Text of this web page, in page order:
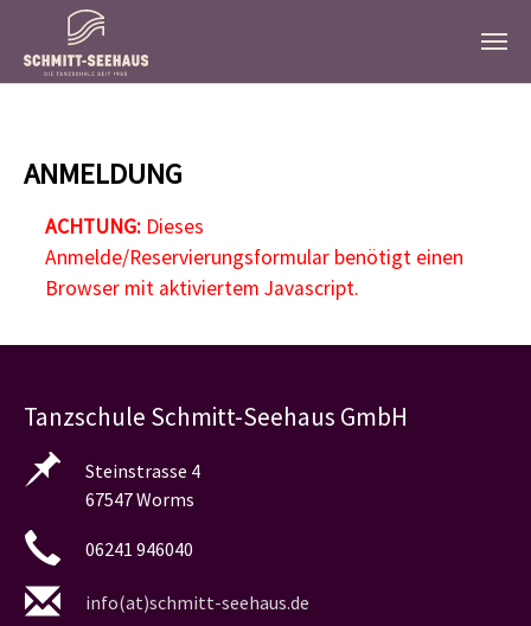
ANMELDUNG
ACHTUNG:Dieses
Anmelde/Reservierungsformular benötigt einen
Browser mit aktiviertem Javascript.
Tanzschule Schmitt-Seehaus GmbH
Steinstrasse 4
67547 Worms
06241 946040
info(at)schmitt-seehaus.de